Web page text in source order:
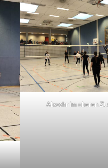
Abwehr im oberen